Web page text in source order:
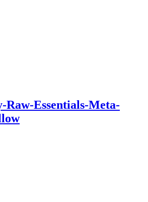
Raw-Essentials-Meta-